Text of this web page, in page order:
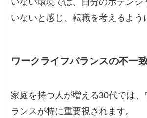
いない環境では、自分のポテンシ
いないと感じ、転職を考えるよう
ワークライフバランスの不一
家庭を持つ人が増える30代では
ランスが特に重要視されます。